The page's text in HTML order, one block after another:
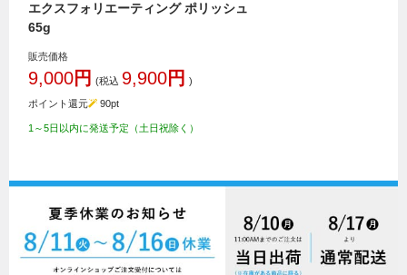
エクスフォリエーティング ポリッシュ
65g
販売価格
9,000円 (税込 9,900円 )
ポイント還元 90pt
1～5日以内に発送予定（土日祝除く）